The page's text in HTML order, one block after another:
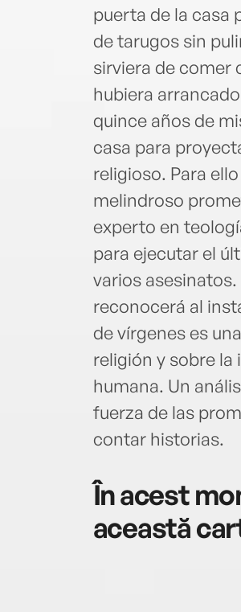
puerta de la casa
de tarugos sin
sirviera de comer
hubiera
quince años de
casa para
religioso. Para
melindroso
experto en
para ejecutar el
varios
reconocerá al
de vírgenes es
religión y sobre
humana. Un
fuerza de las
contar historias.
În acest
această